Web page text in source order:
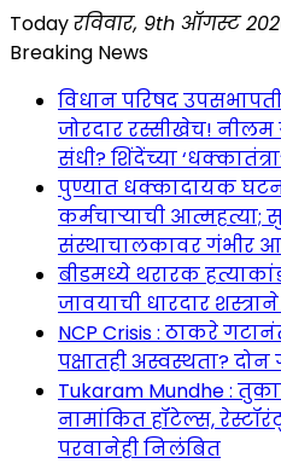
Skip
to
Todayरविवार, 9th ऑगस्ट
Breaking News
विधान परिषद
जोरदार रस्सीखेच! नीलम
संधी? शिंदेंच्या
पुण्यात धक्कादायक
कर्मचाऱ्याची आत्महत्या;
संस्थाचालकावर गंभीर
बीडमध्ये थरारक
जावयाची धारदार
NCP Crisis : ठाकरे
पक्षातही अस्वस्थता?
Tukaram Mundhe :
नामांकित हॉटेल्स,
परवानेही निलंबित